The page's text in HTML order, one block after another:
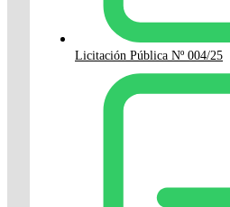
Licitación Pública Nº 004/25